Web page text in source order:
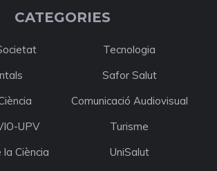
CATEGORIES
Tecnologia
Safor Salut
Comunicació Audiovisual
UPV
Turisme
Ciència
UniSalut